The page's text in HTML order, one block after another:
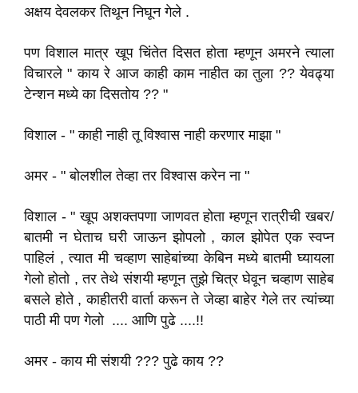
अक्षय देवलकर तिथून निघून गेले .
पण विशाल मात्र खूप चिंतेत दिसत होता म्हणून अमरने त्याला
विचारले " काय रे आज काही काम नाहीत का तुला ?? येवढ्या
टेन्शन मध्ये का दिसतोय ?? "
विशाल - " काही नाही तू विश्वास नाही करणार माझा "
अमर - " बोलशील तेव्हा तर विश्वास करेन ना "
विशाल - " खूप अशक्तपणा जाणवत होता म्हणून रात्रीची खबर/
बातमी न घेताच घरी जाऊन झोपलो , काल झोपेत एक स्वप्न
पाहिलं , त्यात मी चव्हाण साहेबांच्या केबिन मध्ये बातमी घ्यायला
गेलो होतो , तर तेथे संशयी म्हणून तुझे चित्र घेवून चव्हाण साहेब
बसले होते , काहीतरी वार्ता करून ते जेव्हा बाहेर गेले तर त्यांच्या
पाठी मी पण गेलो .... आणि पुढे ....!!
अमर - काय मी संशयी ??? पुढे काय ??